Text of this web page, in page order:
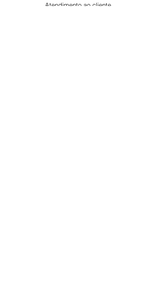
Atendimento ao cliente